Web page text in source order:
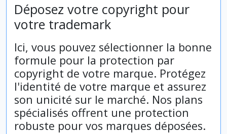
Déposez votre copyright pour
votre trademark
Ici, vous pouvez sélectionner la bonne
formule pour la protection par
copyright de votre marque. Protégez
l'identité de votre marque et assurez
son unicité sur le marché. Nos plans
spécialisés offrent une protection
robuste pour vos marques déposées.